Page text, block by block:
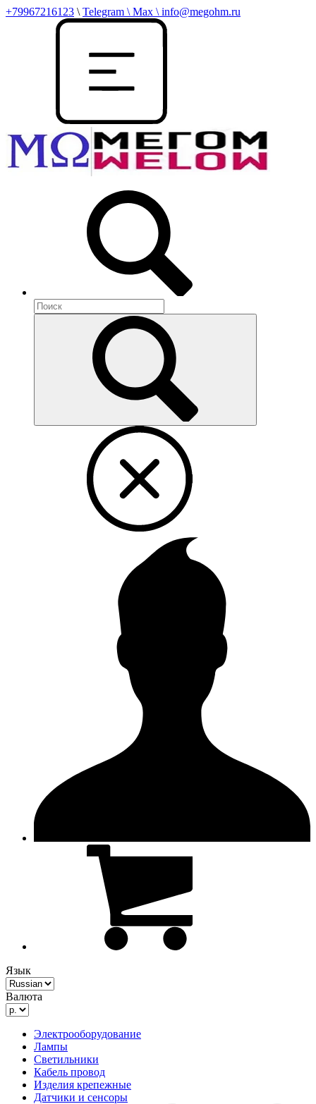
+79967216123 \ Telegram \ Max \ info@megohm.ru
Язык
Валюта
Электрооборудование
Лампы
Светильники
Кабель провод
Изделия крепежные
Датчики и сенсоры